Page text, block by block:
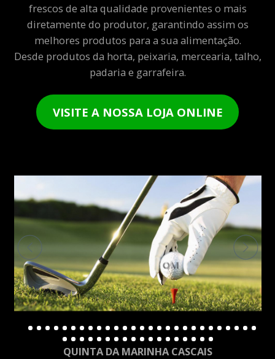
frescos de alta qualidade provenientes o mais
diretamente do produtor, garantindo assim os
melhores produtos para a sua alimentação.
Desde produtos da horta, peixaria, mercearia, talho,
padaria e garrafeira.
VISITE A NOSSA LOJA ONLINE
QUINTA DA MARINHA CASCAIS